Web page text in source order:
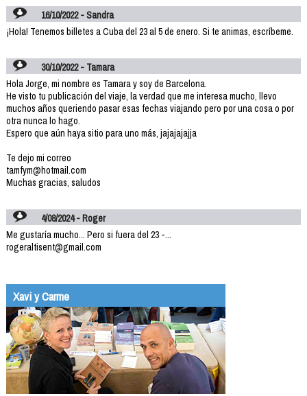
16/10/2022 - Sandra
¡Hola! Tenemos billetes a Cuba del 23 al 5 de enero. Si te animas, escríbeme.
30/10/2022 - Tamara
Hola Jorge, mi nombre es Tamara y soy de Barcelona.
He visto tu publicación del viaje, la verdad que me interesa mucho, llevo
muchos años queriendo pasar esas fechas viajando pero por una cosa o por
otra nunca lo hago.
Espero que aún haya sitio para uno más, jajajajajja
Te dejo mi correo
tamfym@hotmail.com
Muchas gracias, saludos
4/08/2024 - Roger
Me gustaría mucho... Pero si fuera del 23 -...
rogeraltisent@gmail.com
Xavi y Carme